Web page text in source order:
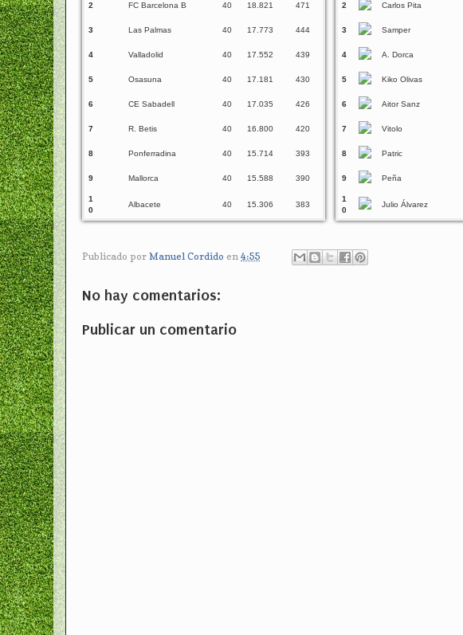
2 FC Barcelona B 40 18.821 471
3 Las Palmas 40 17.773 444
4 Valladolid 40 17.552 439
5 Osasuna 40 17.181 430
6 CE Sabadell 40 17.035 426
7 R. Betis 40 16.800 420
8 Ponferradina 40 15.714 393
9 Mallorca 40 15.588 390
1
0
Albacete 40 15.306 383
2 Carlos Pita
3 Samper
4 A. Dorca
5 Kiko Olivas
6 Aitor Sanz
7 Vitolo
8 Patric
9 Peña
1
0
Julio Álvarez
Publicado por Manuel Cordido en 4:55
No hay comentarios:
Publicar un comentario